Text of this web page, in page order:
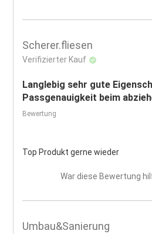
Scherer.fliesen
Verifizierter Kauf
Langlebig sehr gute
Passgenauigkeit beim
Bewertung
Top Produkt gerne wieder
War diese Bewertung
Umbau&Sanierung